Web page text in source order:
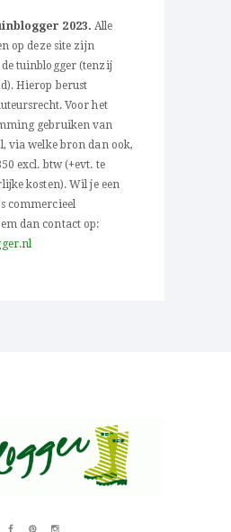
2023. Alle
op deze site zijn
tuinblogger (tenzij
Hierop berust
Voor het
gebruiken van
via welke bron dan ook,
excl. btw (+evt. te
kosten). Wil je een
commercieel
dan contact op: